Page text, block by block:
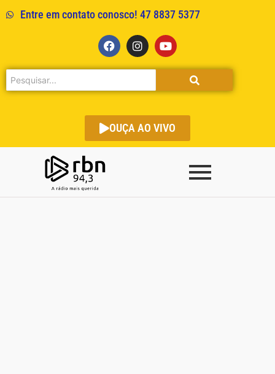
Entre em contato conosco! 47 8837 5377
OUÇA AO VIVO